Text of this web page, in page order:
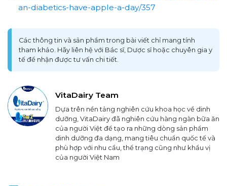
an-diabetics-have-apple-a-day/357
Các thông tin và sản phẩm trong bài viết chỉ mang tính
tham khảo. Hãy liên hệ với Bác sĩ, Dược sĩ hoặc chuyên gia y
tế để nhận được tư vấn chi tiết.
VitaDairy Team
Dựa trên nền tảng nghiên cứu khoa học về dinh
dưỡng, VitaDairy đã nghiên cứu hàng ngàn bữa ăn
của người Việt để tạo ra những dòng sản phẩm
dinh dưỡng đa dạng, mang tiêu chuẩn quốc tế và
phù hợp với nhu cầu, thể trạng cũng như khẩu vị
của người Việt Nam